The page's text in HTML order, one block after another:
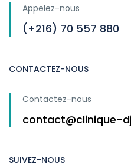
Appelez-nous
(+216) 70 557 880
CONTACTEZ-NOUS
Contactez-nous
contact@clinique-
SUIVEZ-NOUS